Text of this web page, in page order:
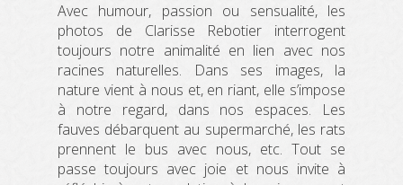
Avec humour, passion ou sensualité, les
photos de Clarisse Rebotier interrogent
toujours notre animalité en lien avec nos
racines naturelles. Dans ses images, la
nature vient à nous et, en riant, elle s’impose
à notre regard, dans nos espaces. Les
fauves débarquent au supermarché, les rats
prennent le bus avec nous, etc. Tout se
passe toujours avec joie et nous invite à